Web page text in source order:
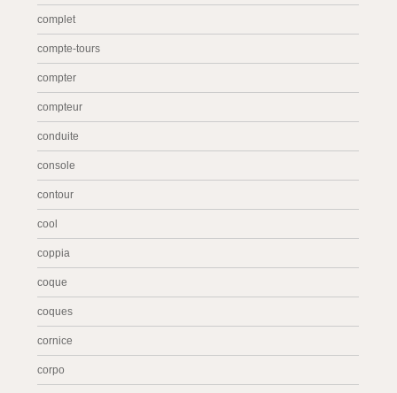
complet
compte-tours
compter
compteur
conduite
console
contour
cool
coppia
coque
coques
cornice
corpo